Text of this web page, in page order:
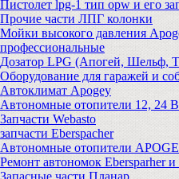
Пистолет lpg-1 тип opw и его
Прочие части ЛПГ колонки
Мойки высокого давления
профессиональные
Дозатор LPG (Апогей, Шельф,
Оборудование для гаражей и
Автоклимат Apogey
Автономные отопители 12, 24 В
Запчасти Webasto
запчасти Eberspacher
Автономные отопители
Ремонт автономок Ebersparher и